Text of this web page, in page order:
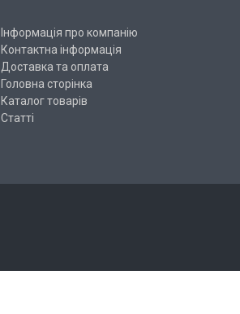
Інформація про компанію
Контактна інформація
Доставка та оплата
Головна сторінка
Каталог товарів
Статті